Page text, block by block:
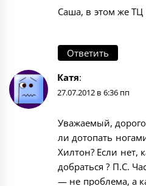
Саша, в этом же
Ответить
Катя:
27.07.2012 в 6:36 пп
Уважаемый,
ли дотопать
Хилтон? Если нет,
добраться ? П.С.
— не проблема, а